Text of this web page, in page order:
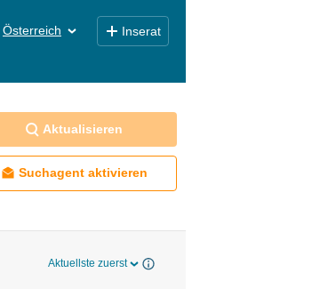
Österreich Inserat
Aktualisieren
Suchagent aktivieren
Aktuellste zuerst